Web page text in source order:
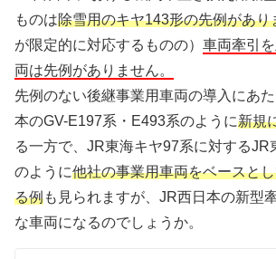
ものは除雪用のキヤ143形の先例があり
が限定的に対応するものの） 車両牽引
両は先例がありません。
先例のない後継事業用車両の導入にあ
本のGV-E197系・E493系のように新規
る一方で、JR東海キヤ97系に対するJR
のように他社の事業用車両をベースと
る例も見られますが、JR西日本の新型
な車両になるのでしょうか。